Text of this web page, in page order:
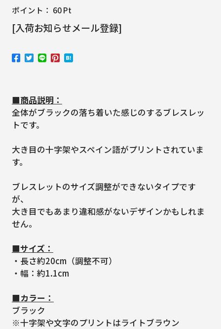
ポイント： 60Pt
[入荷お知らせメール登録]
■商品説明：
全体がブラックの落ち着いた感じのするブレスレッ
トです。
大き目の十字架やスペイン語がプリントされていま
す。
ブレスレットのサイズ調整ができないタイプです
が、
大き目でもあまり違和感がないデザインかもしれま
せん。
■サイズ：
・長さ約20cm（調整不可）
・幅：約1.1cm
■カラー：
ブラック
※十字架や文字のプリントはライトブラウン